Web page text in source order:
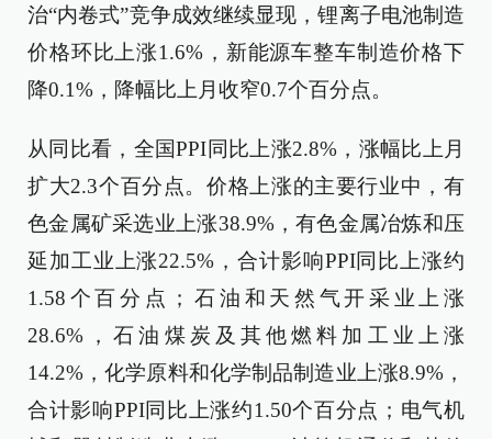
治“内卷式”竞争成效继续显现，锂离子电池制造
价格环比上涨1.6%，新能源车整车制造价格下
降0.1%，降幅比上月收窄0.7个百分点。
从同比看，全国PPI同比上涨2.8%，涨幅比上月
扩大2.3个百分点。价格上涨的主要行业中，有
色金属矿采选业上涨38.9%，有色金属冶炼和压
延加工业上涨22.5%，合计影响PPI同比上涨约
1.58个百分点；石油和天然气开采业上涨
28.6%，石油煤炭及其他燃料加工业上涨
14.2%，化学原料和化学制品制造业上涨8.9%，
合计影响PPI同比上涨约1.50个百分点；电气机